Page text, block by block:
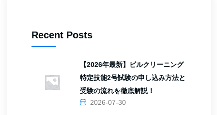
Recent Posts
【2026年最新】ビルクリーニング
特定技能2号試験の申し込み方法と
受験の流れを徹底解説！
2026-07-30